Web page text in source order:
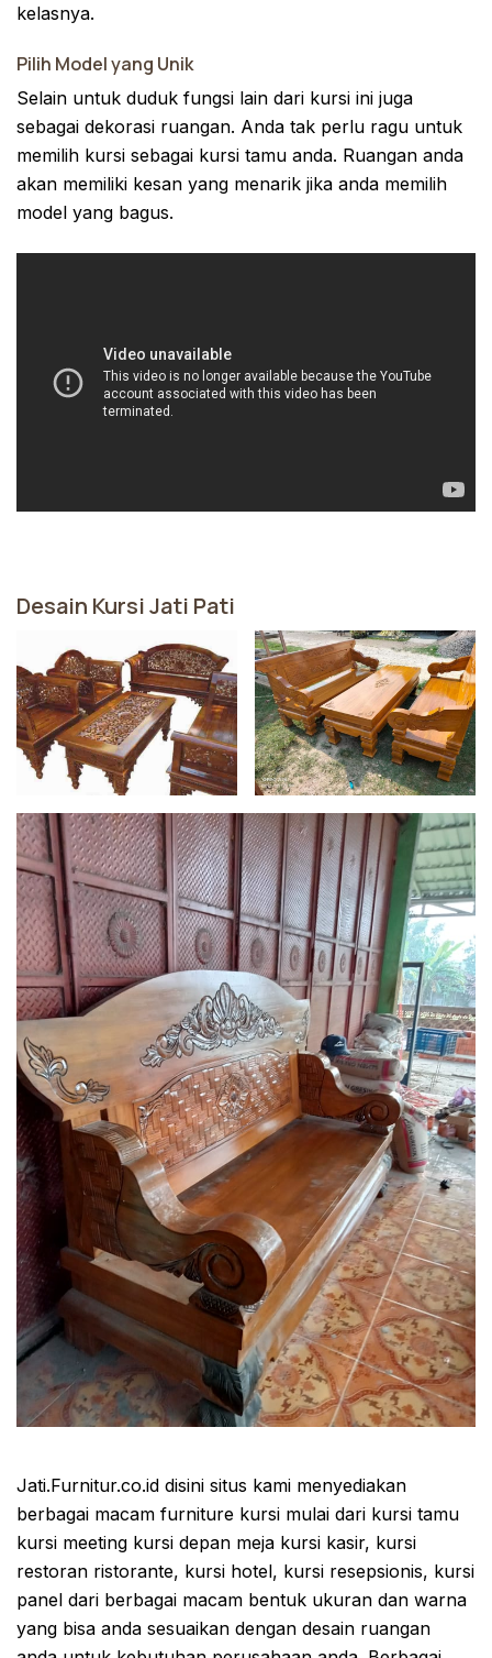
kelasnya.
Pilih Model yang Unik
Selain untuk duduk fungsi lain dari kursi ini juga
sebagai dekorasi ruangan. Anda tak perlu ragu untuk
memilih kursi sebagai kursi tamu anda. Ruangan anda
akan memiliki kesan yang menarik jika anda memilih
model yang bagus.
Desain Kursi Jati Pati
Jati.Furnitur.co.id disini situs kami menyediakan
berbagai macam furniture kursi mulai dari kursi tamu
kursi meeting kursi depan meja kursi kasir, kursi
restoran ristorante, kursi hotel, kursi resepsionis, kursi
panel dari berbagai macam bentuk ukuran dan warna
yang bisa anda sesuaikan dengan desain ruangan